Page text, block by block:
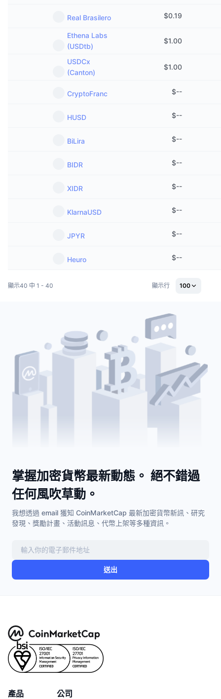
Real Brasilero $0.19
Ethena Labs
(USDtb)
$1.00
USDCx
(Canton)
$1.00
CryptoFranc $--
HUSD $--
BiLira $--
BIDR $--
XIDR $--
KlarnaUSD $--
JPYR $--
Heuro $--
顯示40 中 1 - 40 顯示行 100
掌握加密貨幣最新動態。 絕不錯過
任何風吹草動。
我想透過 email 獲知 CoinMarketCap 最新加密貨幣新訊、研究
發現、獎勵計畫、活動訊息、代幣上架等多種資訊。
送出
產品 公司